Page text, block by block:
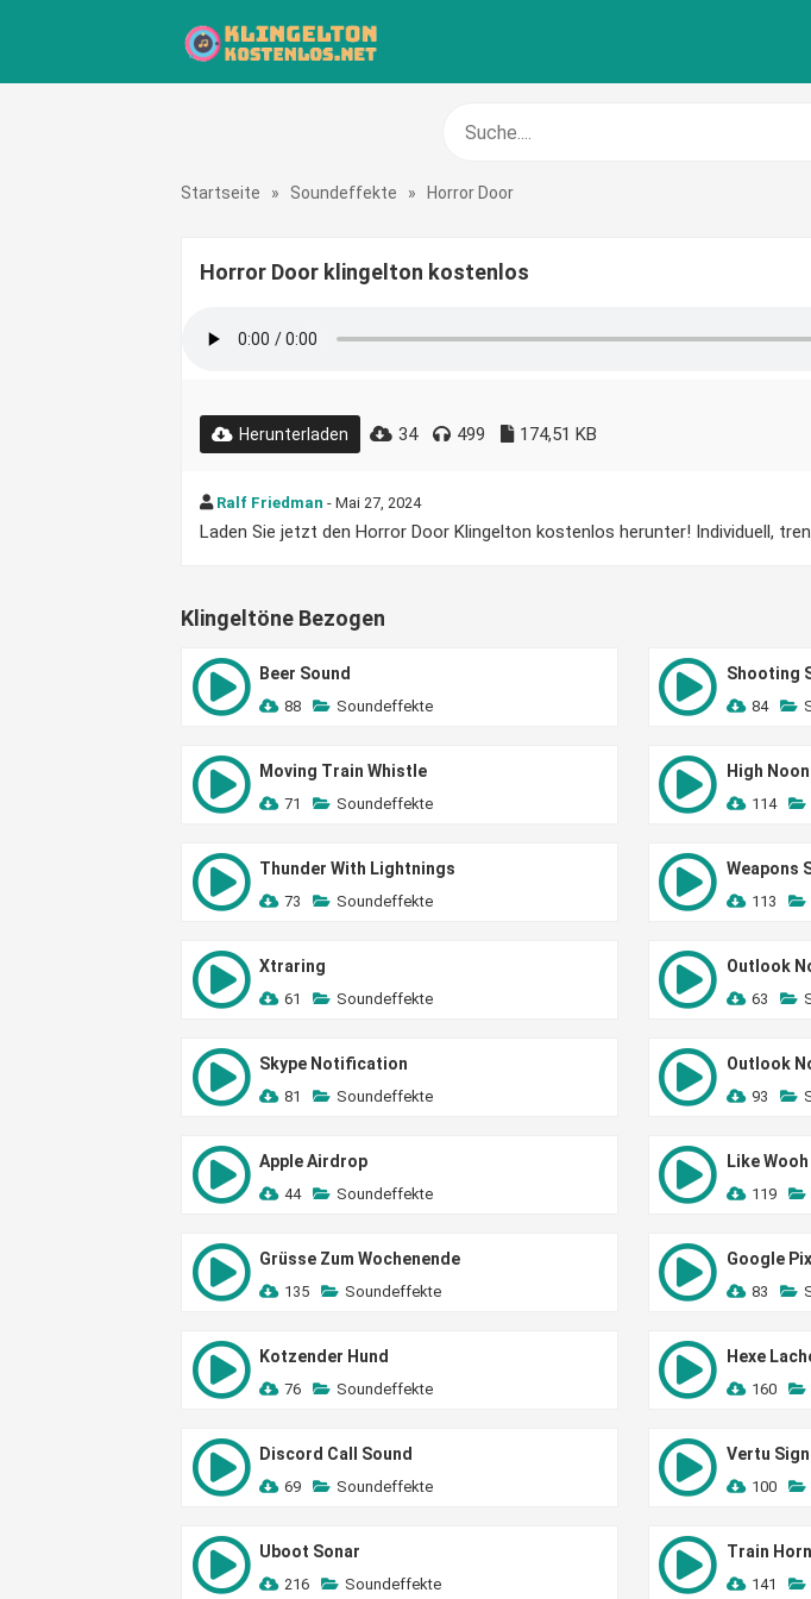
Startseite » Soundeffekte » Horror Door
Horror Door klingelton kostenlos
Herunterladen 34 499 174,51 KB
Ralf Friedman - Mai 27, 2024
Laden Sie jetzt den Horror Door Klingelton kostenlos herunter! Individuell,
Klingeltöne Bezogen
Beer Sound
88 Soundeffekte
Shooting
84
Moving Train Whistle
71 Soundeffekte
High
114
Thunder With Lightnings
73 Soundeffekte
Weapons
113
Xtraring
61 Soundeffekte
Outlook
63
Skype Notification
81 Soundeffekte
Outlook
93
Apple Airdrop
44 Soundeffekte
Like
119
Grüsse Zum Wochenende
135 Soundeffekte
Google
83
Kotzender Hund
76 Soundeffekte
Hexe
160
Discord Call Sound
69 Soundeffekte
Vertu
100
Uboot Sonar
216 Soundeffekte
Train Horn
141